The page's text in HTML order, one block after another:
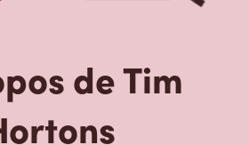
de Tim